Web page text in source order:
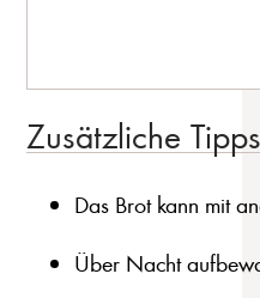
Zusätzliche
Das Brot kann mit
Über Nacht